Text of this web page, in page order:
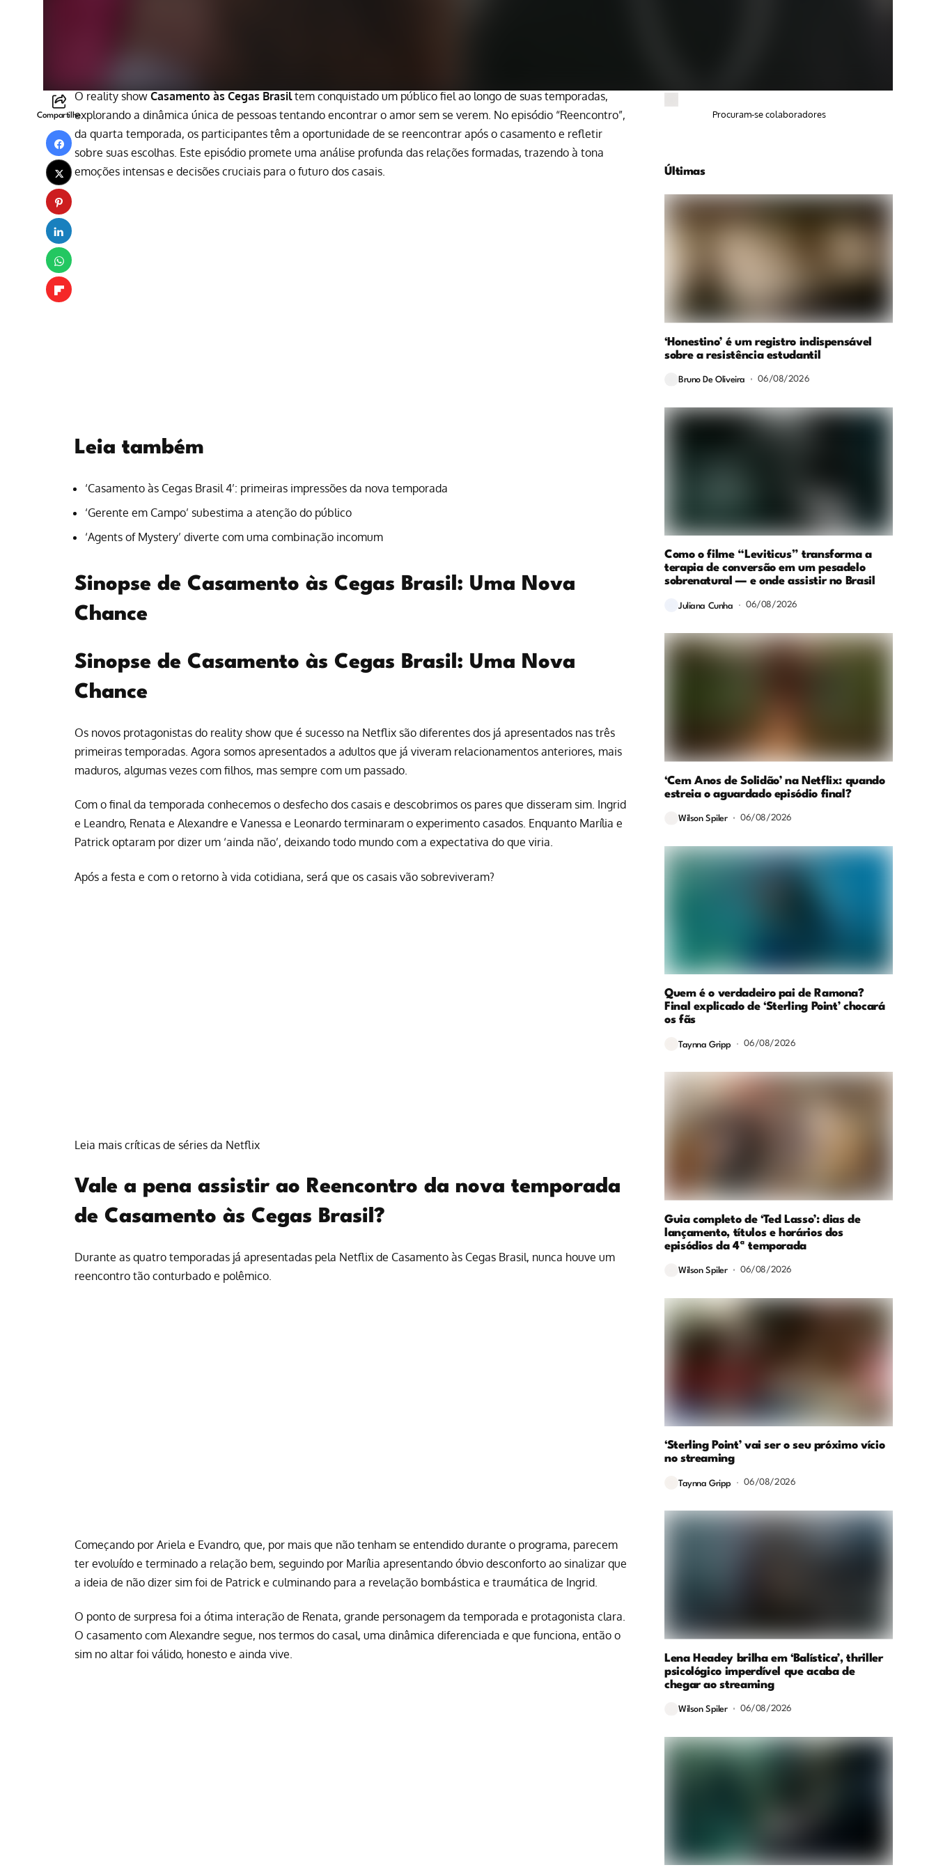
Compartilhe
O reality show Casamento às Cegas Brasiltem conquistado um público fiel ao longo de suas temporadas,
explorando a dinâmica única de pessoas tentando encontrar o amor sem se verem. No episódio “Reencontro”,
da quarta temporada, os participantes têm a oportunidade de se reencontrar após o casamento e refletir
sobre suas escolhas. Este episódio promete uma análise profunda das relações formadas, trazendo à tona
emoções intensas e decisões cruciais para o futuro dos casais.
Leia também
‘Casamento às Cegas Brasil 4’: primeiras impressões da nova temporada
‘Gerente em Campo’ subestima a atenção do público
‘Agents of Mystery’ diverte com uma combinação incomum
Sinopse de Casamento às Cegas Brasil: Uma Nova
Chance
Sinopse de Casamento às Cegas Brasil: Uma Nova
Chance
Os novos protagonistas do reality show que é sucesso na Netflix são diferentes dos já apresentados nas três
primeiras temporadas. Agora somos apresentados a adultos que já viveram relacionamentos anteriores, mais
maduros, algumas vezes com filhos, mas sempre com um passado.
Com o final da temporada conhecemos o desfecho dos casais e descobrimos os pares que disseram sim. Ingrid
e Leandro, Renata e Alexandre e Vanessa e Leonardo terminaram o experimento casados. Enquanto Marília e
Patrick optaram por dizer um ‘ainda não’, deixando todo mundo com a expectativa do que viria.
Após a festa e com o retorno à vida cotidiana, será que os casais vão sobreviveram?
Leia mais críticas de séries da Netflix
Vale a pena assistir ao Reencontro da nova temporada
de Casamento às Cegas Brasil?
Durante as quatro temporadas já apresentadas pela Netflix de Casamento às Cegas Brasil, nunca houve um
reencontro tão conturbado e polêmico.
Começando por Ariela e Evandro, que, por mais que não tenham se entendido durante o programa, parecem
ter evoluído e terminado a relação bem, seguindo por Marília apresentando óbvio desconforto ao sinalizar que
a ideia de não dizer sim foi de Patrick e culminando para a revelação bombástica e traumática de Ingrid.
O ponto de surpresa foi a ótima interação de Renata, grande personagem da temporada e protagonista clara.
O casamento com Alexandre segue, nos termos do casal, uma dinâmica diferenciada e que funciona, então o
sim no altar foi válido, honesto e ainda vive.
Procuram-se colaboradores
Últimas
‘Honestino’ é um registro indispensável
sobre a resistência estudantil
Bruno De Oliveira 06/08/2026
Como o filme “Leviticus” transforma a
terapia de conversão em um pesadelo
sobrenatural — e onde assistir no Brasil
Juliana Cunha 06/08/2026
‘Cem Anos de Solidão’ na Netflix: quando
estreia o aguardado episódio final?
Wilson Spiler 06/08/2026
Quem é o verdadeiro pai de Ramona?
Final explicado de ‘Sterling Point’ chocará
os fãs
Taynna Gripp 06/08/2026
Guia completo de ‘Ted Lasso’: dias de
lançamento, títulos e horários dos
episódios da 4ª temporada
Wilson Spiler 06/08/2026
‘Sterling Point’ vai ser o seu próximo vício
no streaming
Taynna Gripp 06/08/2026
Lena Headey brilha em ‘Balística’, thriller
psicológico imperdível que acaba de
chegar ao streaming
Wilson Spiler 06/08/2026